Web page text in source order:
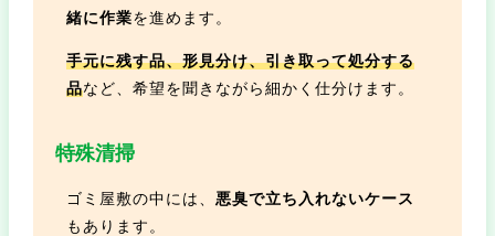
緒に作業を進めます。
手元に残す品、形見分け、引き取って処分する
品など、希望を聞きながら細かく仕分けます。
特殊清掃
ゴミ屋敷の中には、 悪臭で立ち入れないケース
もあります。